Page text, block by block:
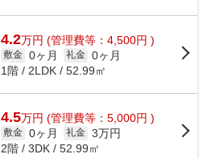
4.2万円 (管理費等：4,500円 )
敷金 0ヶ月 礼金 0ヶ月
1階 / 2LDK / 52.99㎡
4.5万円 (管理費等：5,000円 )
敷金 0ヶ月 礼金 3万円
2階 / 3DK / 52.99㎡